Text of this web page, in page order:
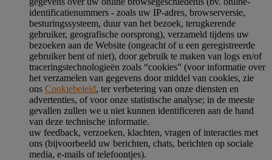
identificatienummers - zoals uw IP-adres, browserversie,
besturingssysteem, duur van het bezoek, terugkerende
gebruiker, geografische oorsprong), verzameld tijdens uw
bezoeken aan de Website (ongeacht of u een geregistreerde
gebruiker bent of niet), door gebruik te maken van logs en/of
traceringstechnologieën zoals “cookies” (voor informatie over
het verzamelen van gegevens door middel van cookies, zie
ons Cookiebeleid, ter verbetering van onze diensten en
advertenties, of voor onze statistische analyse; in de meeste
gevallen zullen we u niet kunnen identificeren aan de hand
van deze technische informatie.
uw feedback, verzoeken, klachten, vragen of interacties met
ons (bijvoorbeeld uw berichten, chats, berichten op sociale
media, e-mails of telefoontjes).